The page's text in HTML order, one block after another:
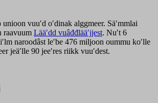
vuuʹd oʹdinak alggmeer. Säʹmmlai
raavuum Lääʹdd vuâđđlääʹjjest. Nuʹt 6
naroodâst leʹbe 476 miljoon oummu koʹlle
jeäʹlle 90 jeeʹres riikk vuuʹdest.